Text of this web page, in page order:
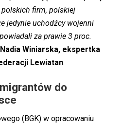
firm, polskiej
jedynie uchodźcy wojenni
za prawie 3 proc.
Nadia Winiarska, ekspertka
Lewiatan.
do
(BGK) w opracowaniu